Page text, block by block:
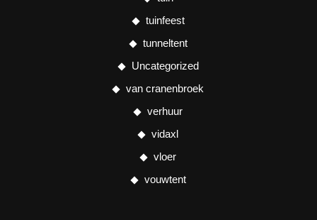
tuinfeest
tunneltent
Uncategorized
van cranenbroek
verhuur
vidaxl
vloer
vouwtent